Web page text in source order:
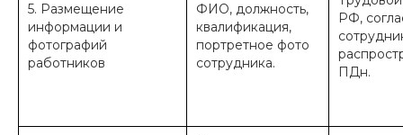
5. Размещение
информации и
фотографий
работников
ФИО, должность,
квалификация,
портретное фото
сотрудника.
РФ,
ПДн.